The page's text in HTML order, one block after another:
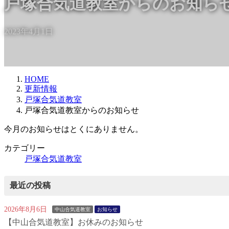
戸塚合気道教室からのお知ら
2023年4月1日
HOME
更新情報
戸塚合気道教室
戸塚合気道教室からのお知らせ
今月のお知らせはとくにありません。
カテゴリー
戸塚合気道教室
最近の投稿
2026年8月6日 中山合気道教室 お知らせ
【中山合気道教室】お休みのお知らせ